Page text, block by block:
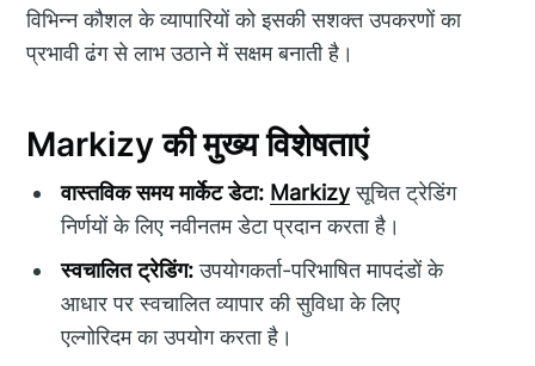
विभिन्न कौशल के व्यापारियों को इसकी सशक्त उपकरणों का
प्रभावी ढंग से लाभ उठाने में सक्षम बनाती है।
Markizy की मुख्य विशेषताएं
वास्तविक समय मार्केट डेटा: Markizyसूचित ट्रेडिंग
निर्णयों के लिए नवीनतम डेटा प्रदान करता है।
स्वचालित ट्रेडिंग:उपयोगकर्ता-परिभाषित मापदंडों के
आधार पर स्वचालित व्यापार की सुविधा के लिए
एल्गोरिदम का उपयोग करता है।